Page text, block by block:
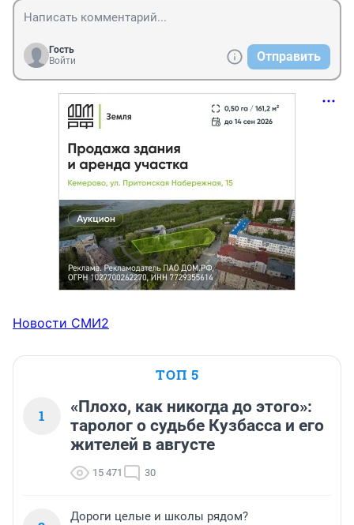
Гость
Войти
Отправить
Новости СМИ2
ТОП 5
1
«Плохо, как никогда до этого»:
таролог о судьбе Кузбасса и его
жителей в августе
15 471 30
Дороги целые и школы рядом?